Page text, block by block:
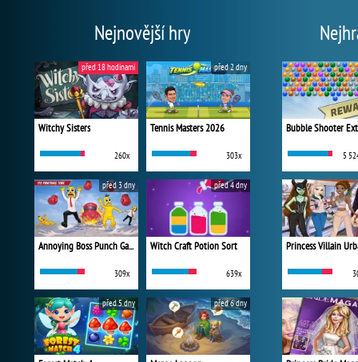
Nejnovější hry
Witchy Sisters
260x
před 18 hodinami
Tennis Masters 2026
303x
před 2 dny
Annoying Boss Punch Game
309x
před 3 dny
Witch Craft Potion Sort
639x
před 4 dny
před 5 dny před 6 dny
Bubble Shooter
5